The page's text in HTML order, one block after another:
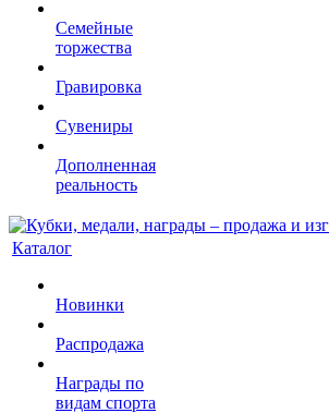
Семейные
торжества
Гравировка
Сувениры
Дополненная
реальность
Каталог
Новинки
Распродажа
Награды по
видам спорта